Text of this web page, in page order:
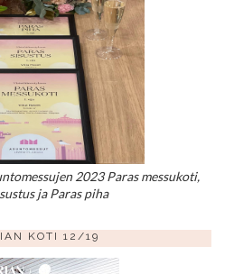
2023 Paras messukoti,
ja Paras piha
KOTI 12/19